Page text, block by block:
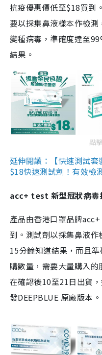
抗疫優惠價低至$18買到
要以採集鼻液樣本作檢
變種病毒，準確度達至
結果。
點
延伸閱讀：【快速測試
$18快速測試劑！有效
acc+ test 新型冠狀病毒
產品由香港口罩品牌
到。測試劑以採集鼻液
15分鐘知道結果，而且
購數量，需要大量購入
在確認後10至21日出貨
發DEEPBLUE 原廠版本。